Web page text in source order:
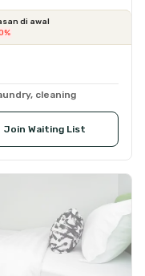
di awal
cleaning
Join Waiting List